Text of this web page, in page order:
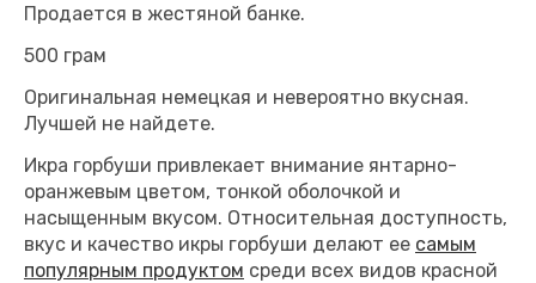
Продается в жестяной банке.
500 грам
Оригинальная немецкая и невероятно вкусная.
Лучшей не найдете.
Икра горбуши привлекает внимание янтарно-
оранжевым цветом, тонкой оболочкой и
насыщенным вкусом. Относительная доступность,
вкус и качество икры горбуши делают ее самым
популярным продуктом среди всех видов красной